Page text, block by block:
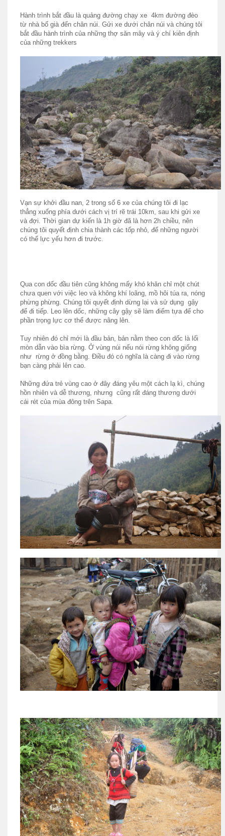
Hành trình bắt đầu là quảng đường chạy xe 4km đường đèo
từ nhà bố già đến chân núi. Gửi xe dưới chân núi và chúng tôi
bắt đầu hành trình của những thợ săn mây và ý chí kiên định
của những trekkers
Vạn sự khởi đầu nan, 2 trong số 6 xe của chúng tôi đi lạc
thẳng xuống phía dưới cách vị trí rẽ trái 10km, sau khi gửi xe
và đợi. Thời gian dự kiến là 1h giờ đã là hơn 2h chiều, nên
chúng tôi quyết định chia thành các tốp nhỏ, để những người
có thể lực yếu hơn đi trước.
Qua con dốc đầu tiên cũng không mấy khó khăn chỉ một chút
chưa quen với việc leo và không khí loãng, mồ hôi túa ra, nóng
phừng phừng. Chúng tôi quyết định dừng lại và sử dụng gậy
để đi tiếp. Leo lên dốc, những cây gậy sẽ làm điểm tựa để cho
phần trọng lực cơ thể được nâng lên.
Tuy nhiên đó chỉ mới là đầu bản, bản nằm theo con dốc là lối
mòn dẫn vào bìa rừng. Ở vùng núi nếu nói rừng không giống
như rừng ở đồng bằng. Điều đó có nghĩa là càng đi vào rừng
bạn càng phải lên cao.
Những đứa trẻ vùng cao ở đây đáng yêu một cách lạ kì, chúng
hồn nhiên và dễ thương, nhưng cũng rất đáng thương dưới
cái rét của mùa đông trên Sapa.